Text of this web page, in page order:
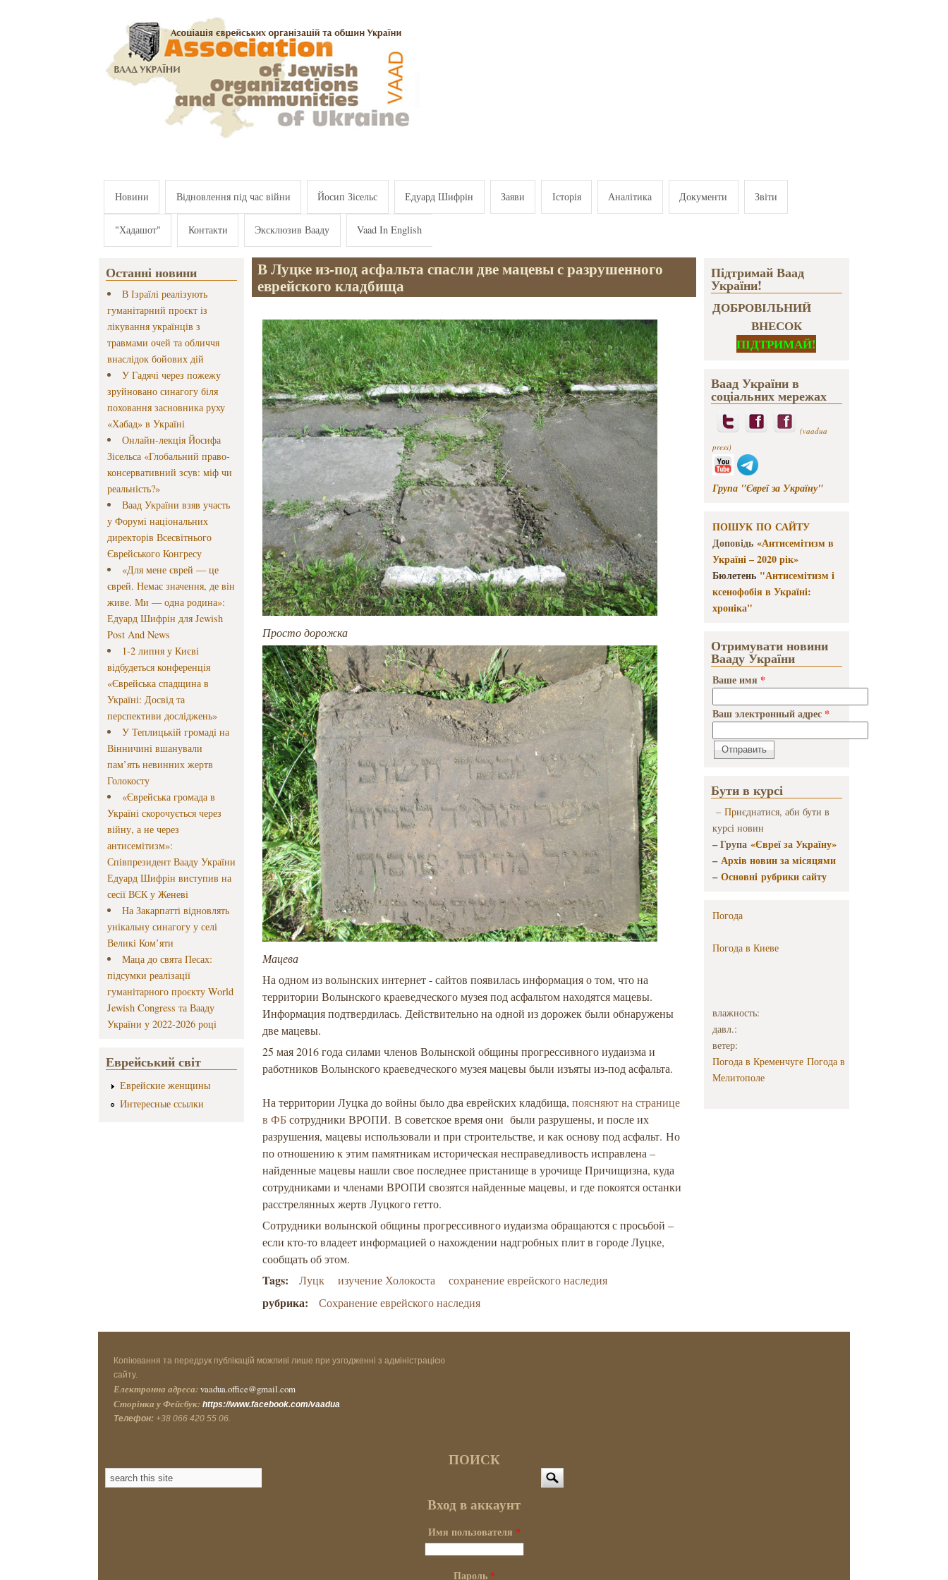
Новини Відновлення під час війни Йосип Зісельс Едуард Шифрін Заяви Історія Аналітика Документи Звіти
"Хадашот" Контакти Эксклюзив Вааду Vaad In English
Останні новини
В Ізраїлі реалізують
гуманітарний проєкт із
лікування українців з
травмами очей та обличчя
внаслідок бойових дій
У Гадячі через пожежу
зруйновано синагогу біля
поховання засновника руху
«Хабад» в Україні
Онлайн-лекція Йосифа
Зісельса «Глобальний право-
консервативний зсув: міф чи
реальність?»
Ваад України взяв участь
у Форумі національних
директорів Всесвітнього
Єврейського Конгресу
«Для мене єврей — це
єврей. Немає значення, де він
живе. Ми — одна родина»:
Едуард Шифрін для Jewish
Post And News
1-2 липня у Києві
відбудеться конференція
«Єврейська спадщина в
Україні: Досвід та
перспективи досліджень»
У Теплицькій громаді на
Вінничині вшанували
пам’ять невинних жертв
Голокосту
«Єврейська громада в
Україні скорочується через
війну, а не через
антисемітизм»:
Співпрезидент Вааду України
Едуард Шифрін виступив на
сесії ВЄК у Женеві
На Закарпатті відновлять
унікальну синагогу у селі
Великі Ком’яти
Маца до свята Песах:
підсумки реалізації
гуманітарного проєкту World
Jewish Congress та Вааду
України у 2022-2026 році
Еврейський світ
Еврейские женщины
Интересные ссылки
В Луцке из-под асфальта спасли две мацевы с разрушенного
еврейского кладбища
Просто дорожка
Мацева
На одном из волынских интернет - сайтов появилась информация о том, что на
территории Волынского краеведческого музея под асфальтом находятся мацевы.
Информация подтвердилась. Действительно на одной из дорожек были обнаружены
две мацевы.
25 мая 2016 года силами членов Волынской общины прогрессивного иудаизма и
работников Волынского краеведческого музея мацевы были изъяты из-под асфальта.
На территории Луцка до войны было два еврейских кладбища,поясняют на странице
в ФБсотрудникиВРОПИ. В советское время они были разрушены, и после их
разрушения, мацевы использовали и при строительстве, и как основу под асфальт. Но
по отношению к этим памятникам историческая несправедливость исправлена –
найденные мацевы нашли свое последнее пристанище в урочище Причищизна, куда
сотрудниками и членами ВРОПИ свозятся найденные мацевы, и где покоятся останки
расстрелянных жертв Луцкого гетто.
Сотрудники волынской общины прогрессивного иудаизма обращаются с просьбой –
если кто-то владеет информацией о нахождении надгробных плит в городе Луцке,
сообщать об этом.
Tags: Луцк изучение Холокоста сохранение еврейского наследия
рубрика: Сохранение еврейского наследия
Підтримай Ваад
України!
ДОБРОВІЛЬНИЙ
ВНЕСОК
ПІДТРИМАЙ!
Ваад України в
соціальних мережах
(vaadua
press)
Група "Євреї за Україну"
ПОШУК ПО САЙТУ
Доповідь «Антисемітизм в
Україні – 2020 рік»
Бюлетень "Антисемітизм і
ксенофобія в Україні:
хроніка"
Отримувати новини
Вааду України
Ваше имя *
Ваш электронный адрес *
Бути в курсі
– Приєднатися, аби бути в
курсі новин
– Група «Євреї за Україну»
–Архів новин за місяцями
–Основні рубрики сайту
Погода
Погода в Киеве
влажность:
давл.:
ветер:
Погода в Кременчуге Погода в
Мелитополе
Копіювання та передрук публікацій можливі лише при узгодженні з адміністрацією
сайту.
Електронна адреса: vaadua.office@gmail.com
Сторінка у Фейсбук: https://www.facebook.com/vaadua
Телефон: +38 066 420 55 06.
ПОИСК
Поиск
Вход в аккаунт
Имя пользователя *
Пароль *